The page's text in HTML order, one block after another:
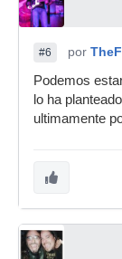
#6 por
Podemos
lo ha
ultimamente